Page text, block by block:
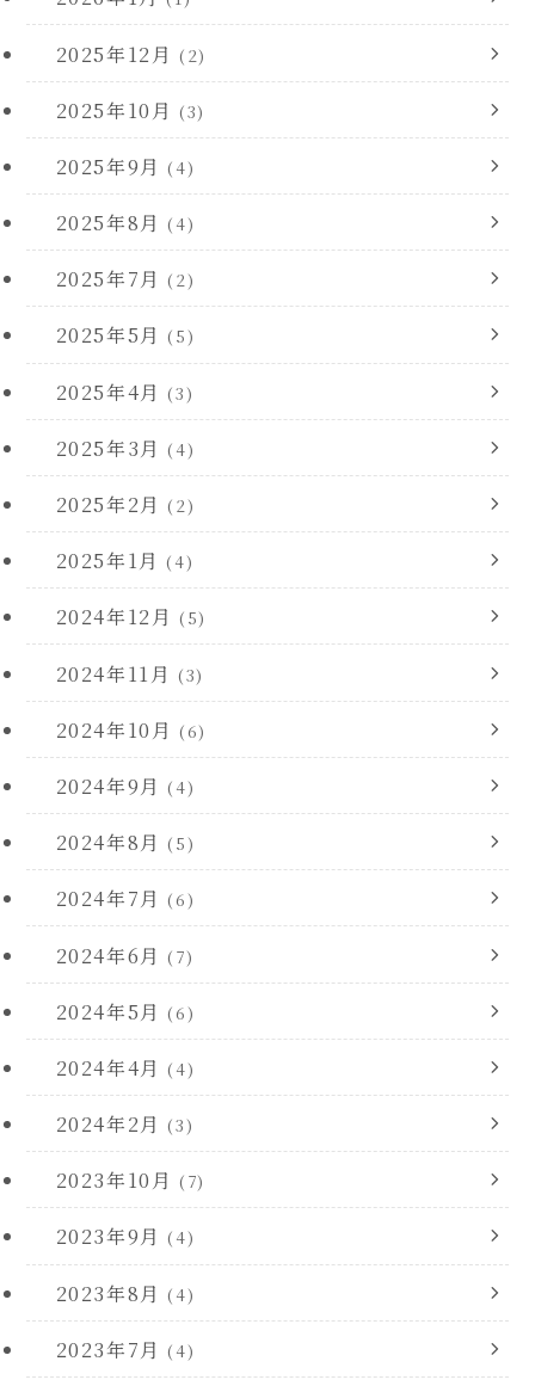
2025年12月 (2)
2025年10月 (3)
2025年9月 (4)
2025年8月 (4)
2025年7月 (2)
2025年5月 (5)
2025年4月 (3)
2025年3月 (4)
2025年2月 (2)
2025年1月 (4)
2024年12月 (5)
2024年11月 (3)
2024年10月 (6)
2024年9月 (4)
2024年8月 (5)
2024年7月 (6)
2024年6月 (7)
2024年5月 (6)
2024年4月 (4)
2024年2月 (3)
2023年10月 (7)
2023年9月 (4)
2023年8月 (4)
2023年7月 (4)